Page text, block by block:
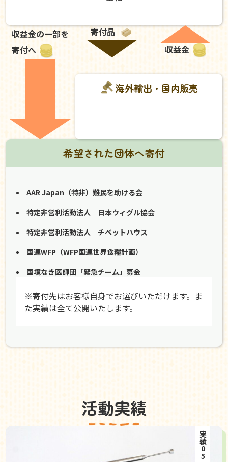
収益金の一部を
寄付へ
寄付品
収益金
海外輸出・国内販売
希望された団体へ寄付
AAR Japan（特非）難民を助ける会
特定非営利活動法人 日本ウィグル協会
特定非営利活動法人 チベットハウス
国連WFP（WFP国連世界食糧計画）
国境なき医師団「緊急チーム」募金
※寄付先はお客様自身でお選びいただけます。ま
た実績は全て公開いたします。
活動実績
実績05